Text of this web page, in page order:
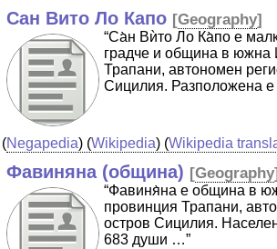
Сан Вито Ло Капо [Geography]
“Са̀н Вѝто Ло Ка̀по е
градче и община в южна
Трапани, автономен
Сицилия. Разположена
(Negapedia) (Wikipedia) (Wikipedia
Фавиняна (община) [Geography
“Фавиня̀на е община в
провинция Трапани,
остров Сицилия.
683 души …”